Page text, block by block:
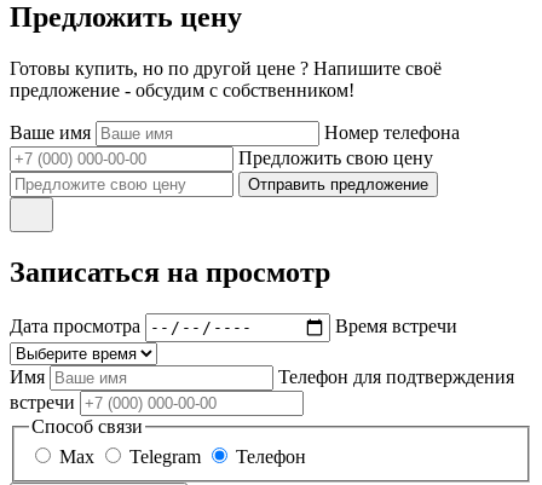
Предложить цену
Готовы купить, но по другой цене ? Напишите своё
предложение - обсудим с собственником!
Ваше имя
Номер телефона
Предложить свою цену
Отправить предложение
Записаться на просмотр
Дата просмотра Время встречи
Имя
Телефон для подтверждения
встречи
Способ связи
Max
Telegram Телефон